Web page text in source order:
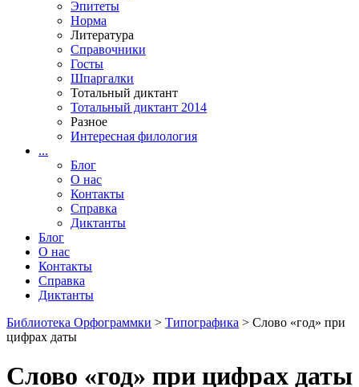
Эпитеты
Норма
Литература
Справочники
Госты
Шпаргалки
Тотальный диктант
Тотальный диктант 2014
Разное
Интересная филология
...
Блог
О нас
Контакты
Справка
Диктанты
Блог
О нас
Контакты
Справка
Диктанты
Библиотека Орфограммки > Типографика > Слово «год» при
цифрах даты
Слово «год» при цифрах даты